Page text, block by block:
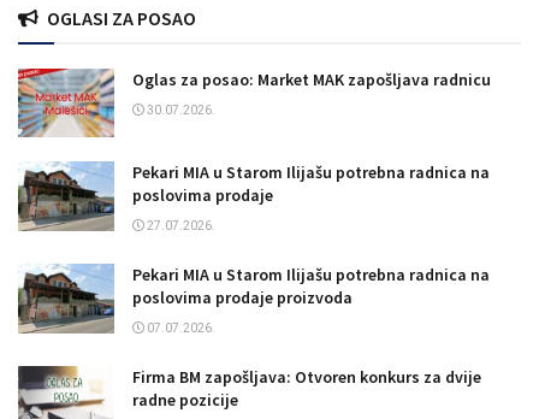
OGLASI ZA POSAO
Oglas za posao: Market MAK zapošljava radnicu
30.07.2026.
Pekari MIA u Starom Ilijašu potrebna radnica na
poslovima prodaje
27.07.2026.
Pekari MIA u Starom Ilijašu potrebna radnica na
poslovima prodaje proizvoda
07.07.2026.
Firma BM zapošljava: Otvoren konkurs za dvije
radne pozicije